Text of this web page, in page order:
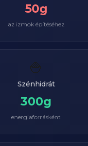
50g
az izmok építéséhez
🍚
Szénhidrát
300g
energiaforrásként